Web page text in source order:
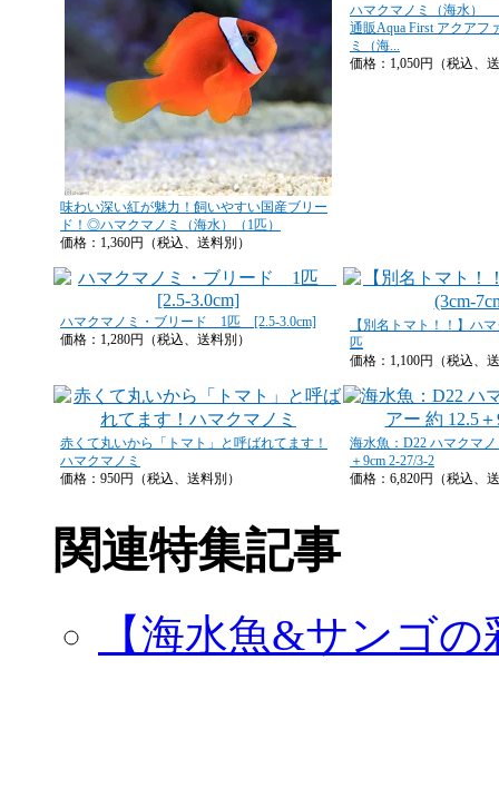
味わい深い紅が魅力！飼いやすい国産ブリー
ド！◎ハマクマノミ（海水）（1匹）
価格：1,360円（税込、送料別）
ハマクマノミ（海水）
通販Aqua First アクアフ
ミ（海...
価格：1,050円（税込、
ハマクマノミ・ブリード 1匹 [2.5-3.0cm]
価格：1,280円（税込、送料別）
【別名トマト！！】ハ
匹
価格：1,100円（税込、
赤くて丸いから「トマト」と呼ばれてます！
ハマクマノミ
価格：950円（税込、送料別）
海水魚：D22 ハマクマ
＋9cm 2-27/3-2
価格：6,820円（税込、
関連特集記事
【海水魚&サンゴ